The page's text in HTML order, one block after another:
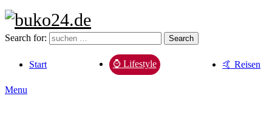
Search for: Search
Start ⌚️ Lifestyle 🤙 Reisen
Menu